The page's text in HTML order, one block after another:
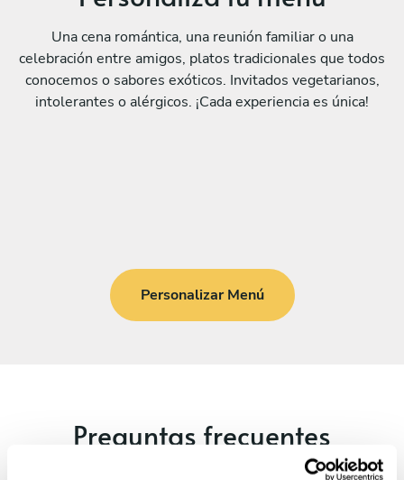
Una cena romántica, una reunión familiar o una
celebración entre amigos, platos tradicionales que todos
conocemos o sabores exóticos. Invitados vegetarianos,
intolerantes o alérgicos. ¡Cada experiencia es única!
Personalizar Menú
Preguntas frecuentes